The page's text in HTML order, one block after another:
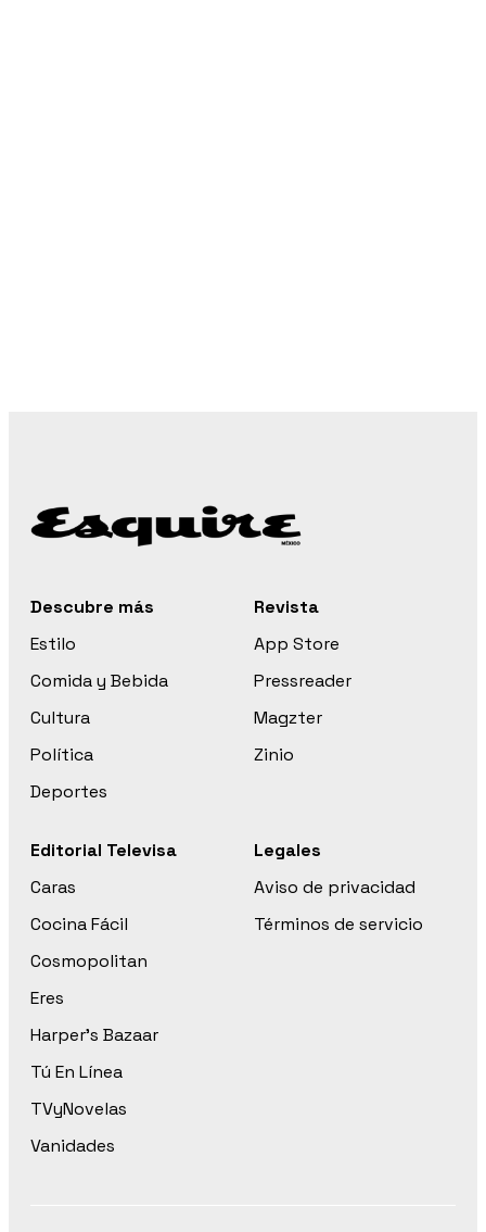
Descubre más
Estilo
Comida y Bebida
Cultura
Política
Deportes
Revista
App Store
Pressreader
Magzter
Zinio
Editorial Televisa
Caras
Cocina Fácil
Cosmopolitan
Eres
Harper’s Bazaar
Tú En Línea
TVyNovelas
Vanidades
Legales
Aviso de privacidad
Términos de servicio